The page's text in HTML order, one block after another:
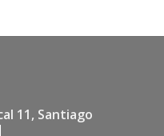
11, Santiago